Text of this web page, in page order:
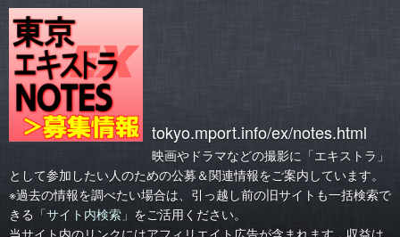
tokyo.mport.info/ex/notes.html
映画やドラマなどの撮影に「エキストラ」
として参加したい人のための公募＆関連情報をご案内しています。
※過去の情報を調べたい場合は、引っ越し前の旧サイトも一括検索で
きる 「サイト内検索」 をご活用ください。
当サイト内のリンクにはアフィリエイト広告が含まれます。収益は